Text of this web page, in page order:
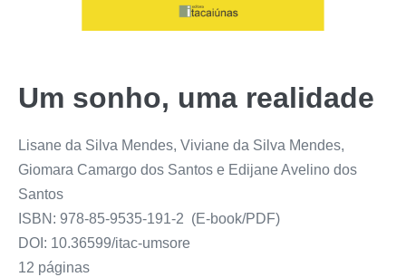
Um sonho, uma realidade
Lisane da Silva Mendes, Viviane da Silva Mendes,
Giomara Camargo dos Santos e Edijane Avelino dos
Santos
ISBN: 978-85-9535-191-2 (E-book/PDF)
DOI: 10.36599/itac-umsore
12 páginas